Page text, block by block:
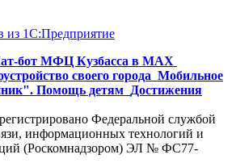
из 1С:Предприятие
бот МФЦ Кузбасса в MAX
своего города Мобильное
Помощь детям Достижения
Федеральной службой
информационных технологий и
(Роскомнадзором) ЭЛ № ФС77-